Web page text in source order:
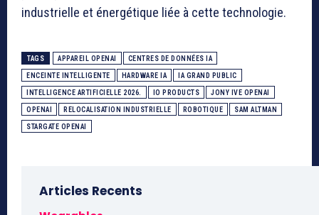
industrielle et énergétique liée à cette technologie.
TAGS APPAREIL OPENAI CENTRES DE DONNÉES IA
ENCEINTE INTELLIGENTE HARDWARE IA IA GRAND PUBLIC
INTELLIGENCE ARTIFICIELLE 2026. IO PRODUCTS JONY IVE OPENAI
OPENAI RELOCALISATION INDUSTRIELLE ROBOTIQUE SAM ALTMAN
STARGATE OPENAI
Articles Recents